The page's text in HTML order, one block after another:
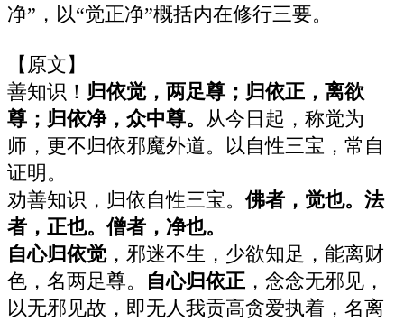
净”，以“觉正净”概括内在修行三要。
【原文】
善知识！ 归依觉，两足尊；归依正，离欲
尊；归依净，众中尊。
从今日起，称觉为
师，更不归依邪魔外道。以自性三宝，常自
证明。
劝善知识，归依自性三宝。佛者，觉也。法
者，正也。僧者，净也。
自心归依觉，邪迷不生，少欲知足，能离财
色，名两足尊。
自心归依正 ，念念无邪见，
以无邪见故，即无人我贡高贪爱执着，名离